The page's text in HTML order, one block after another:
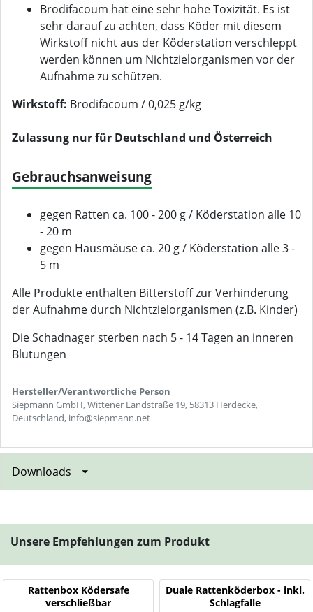
Brodifacoum hat eine sehr hohe Toxizität. Es ist
sehr darauf zu achten, dass Köder mit diesem
Wirkstoff nicht aus der Köderstation verschleppt
werden können um Nichtzielorganismen vor der
Aufnahme zu schützen.
Wirkstoff: Brodifacoum / 0,025 g/kg
Zulassung nur für Deutschland und Österreich
Gebrauchsanweisung
gegen Ratten ca. 100 - 200 g / Köderstation alle 10
- 20 m
gegen Hausmäuse ca. 20 g / Köderstation alle 3 -
5 m
Alle Produkte enthalten Bitterstoff zur Verhinderung
der Aufnahme durch Nichtzielorganismen (z.B. Kinder)
Die Schadnager sterben nach 5 - 14 Tagen an inneren
Blutungen
Hersteller/Verantwortliche Person
Siepmann GmbH, Wittener Landstraße 19, 58313 Herdecke,
Deutschland, info@siepmann.net
Downloads
Unsere Empfehlungen zum Produkt
Rattenbox Ködersafe
verschließbar
Duale Rattenköderbox - inkl.
Schlagfalle